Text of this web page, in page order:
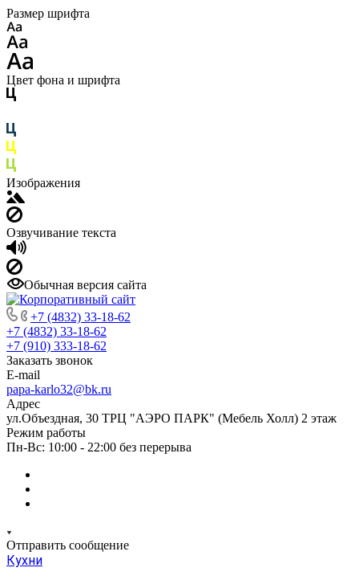
Размер шрифта
Цвет фона и шрифта
Изображения
Озвучивание текста
Обычная версия сайта
+7 (4832) 33-18-62
+7 (4832) 33-18-62
+7 (910) 333-18-62
Заказать звонок
E-mail
papa-karlo32@bk.ru
Адрес
ул.Объездная, 30 ТРЦ "АЭРО ПАРК" (Мебель Холл) 2 этаж
Режим работы
Пн-Вс: 10:00 - 22:00 без перерыва
Отправить сообщение
Кухни